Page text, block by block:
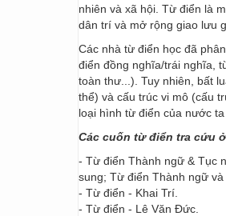
nhiên và xã hội. Từ điển là
dân trí và mở rộng giao lưu
Các nhà từ điển học đã
điển đồng nghĩa/trái nghĩa,
toàn thư...). Tuy nhiên, bất
thể) và cấu trúc vi mô (cấu
loại hình từ điển của nước ta
Các cuốn từ điển tra cứu
- Từ điển Thành ngữ & Tục
sung; Từ điển Thành ngữ
- Từ điển - Khai Trí.
- Từ điển - Lê Văn Đức.